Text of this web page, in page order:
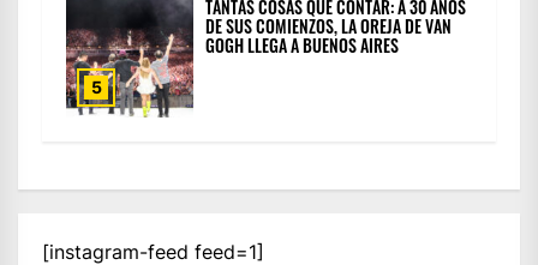
5
TANTAS COSAS QUE CONTAR: A 30 AÑOS
DE SUS COMIENZOS, LA OREJA DE VAN
GOGH LLEGA A BUENOS AIRES
[instagram-feed feed=1]